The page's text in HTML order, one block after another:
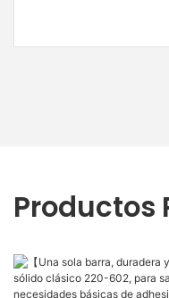
Productos